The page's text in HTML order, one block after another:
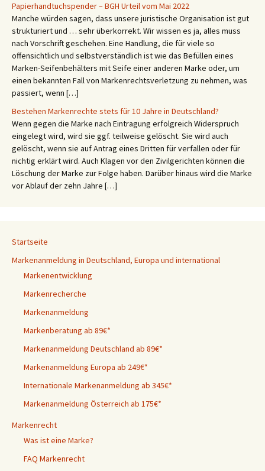
Papierhandtuchspender – BGH Urteil vom Mai 2022
Manche würden sagen, dass unsere juristische Organisation ist gut
strukturiert und … sehr überkorrekt. Wir wissen es ja, alles muss
nach Vorschrift geschehen. Eine Handlung, die für viele so
offensichtlich und selbstverständlich ist wie das Befüllen eines
Marken-Seifenbehälters mit Seife einer anderen Marke oder, um
einen bekannten Fall von Markenrechtsverletzung zu nehmen, was
passiert, wenn […]
Bestehen Markenrechte stets für 10 Jahre in Deutschland?
Wenn gegen die Marke nach Eintragung erfolgreich Widerspruch
eingelegt wird, wird sie ggf. teilweise gelöscht. Sie wird auch
gelöscht, wenn sie auf Antrag eines Dritten für verfallen oder für
nichtig erklärt wird. Auch Klagen vor den Zivilgerichten können die
Löschung der Marke zur Folge haben. Darüber hinaus wird die Marke
vor Ablauf der zehn Jahre […]
Startseite
Markenanmeldung in Deutschland, Europa und international
Markenentwicklung
Markenrecherche
Markenanmeldung
Markenberatung ab 89€*
Markenanmeldung Deutschland ab 89€*
Markenanmeldung Europa ab 249€*
Internationale Markenanmeldung ab 345€*
Markenanmeldung Österreich ab 175€*
Markenrecht
Was ist eine Marke?
FAQ Markenrecht